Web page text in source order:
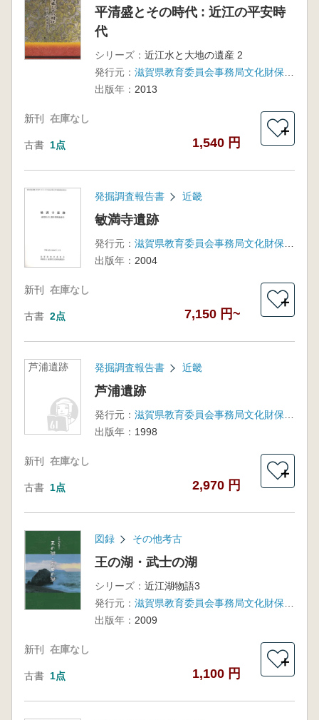
平清盛とその時代 : 近江の平安時
代
シリーズ： 近江水と大地の遺産 2
発行元：
出版年： 2013
新刊 在庫なし
古書 1点 1,540 円
＋
発掘調査報告書 近畿
敏満寺遺跡
発行元：
出版年： 2004
新刊 在庫なし
古書 2点 7,150 円~
＋
芦浦遺跡 発掘調査報告書 近畿
芦浦遺跡
発行元：
出版年： 1998
新刊 在庫なし
古書 1点 2,970 円
＋
図録 その他考古
王の湖・武士の湖
シリーズ： 近江湖物語3
発行元：
出版年： 2009
新刊 在庫なし
古書 1点 1,100 円
＋